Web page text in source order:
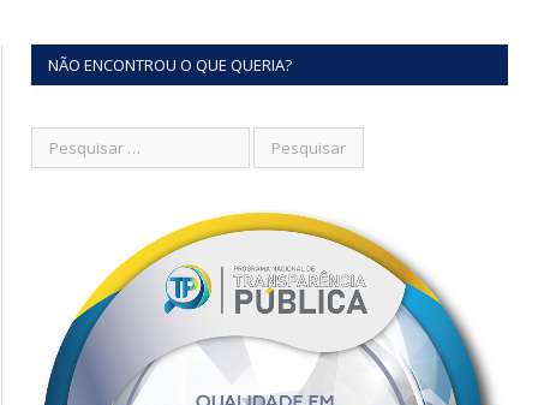
NÃO ENCONTROU O QUE QUERIA?